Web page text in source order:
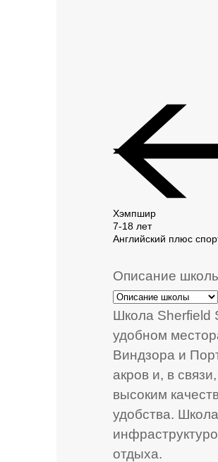
Хэмпшир
7-18 лет
Английский плюс
Описание
Школа Sherfield
удобном
Виндзора и
акров и, в
высоким
удобства.
отдыха.